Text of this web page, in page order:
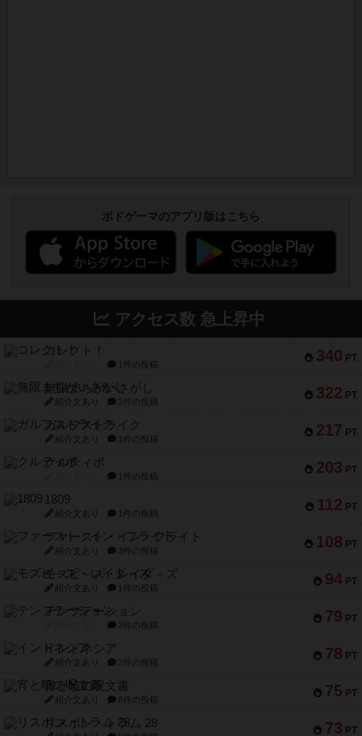
ボドゲーマのアプリ版はこちら
アクセス数 急上昇中
340 PT
コレクト！
1件の投稿
322 PT
無限まちがいさがし
紹介文あり 2件の投稿
217 PT
ガルフストライク
紹介文あり 1件の投稿
203 PT
クルティボ
1件の投稿
112 PT
1809
紹介文あり 1件の投稿
108 PT
ファースト・イン・フライト
紹介文あり 3件の投稿
94 PT
モズビ－ズ・レイダ－ズ
紹介文あり 1件の投稿
79 PT
テンプテーション
2件の投稿
78 PT
インドネシア
紹介文あり 2件の投稿
75 PT
宵と暁の呪文書
紹介文あり 8件の投稿
73 PT
リスボン・トラム 28